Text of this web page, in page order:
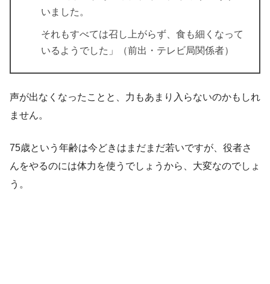
いました。
それもすべては召し上がらず、食も細くなって
いるようでした」（前出・テレビ局関係者）
声が出なくなったことと、力もあまり入らないのかもしれ
ません。
75歳という年齢は今どきはまだまだ若いですが、役者さ
んをやるのには体力を使うでしょうから、大変なのでしょ
う。